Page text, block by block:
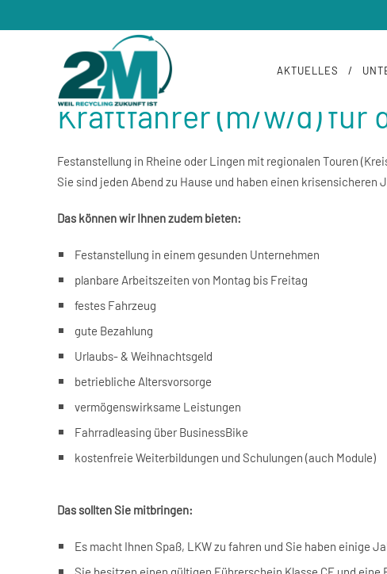
AKTUELLES
/WIR SUCHEN AB SOFORT
Kraftfahrer (m/w/d) für
Festanstellung in Rheine oder Lingen mit regionalen Touren
Sie sind jeden Abend zu Hause und haben einen krisensicheren
Das können wir Ihnen zudem bieten:
Festanstellung in einem gesunden Unternehmen
planbare Arbeitszeiten von Montag bis Freitag
festes Fahrzeug
gute Bezahlung
Urlaubs- & Weihnachtsgeld
betriebliche Altersvorsorge
vermögenswirksame Leistungen
Fahrradleasing über BusinessBike
kostenfreie Weiterbildungen und Schulungen (auch Module)
Das sollten Sie mitbringen:
Es macht Ihnen Spaß, LKW zu fahren und Sie haben einige